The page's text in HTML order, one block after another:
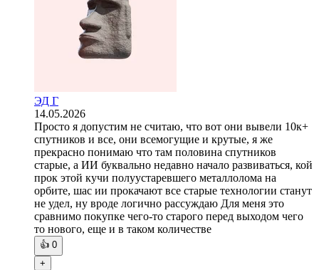
ЭД Г
14.05.2026
Просто я допустим не считаю, что вот они вывели 10к+
спутников и все, они всемогущие и крутые, я же
прекрасно понимаю что там половина спутников
старые, а ИИ буквально недавно начало развиваться, кой
прок этой кучи полуустаревшего металлолома на
орбите, шас ии прокачают все старые технологии станут
не удел, ну вроде логично рассуждаю Для меня это
сравнимо покупке чего-то старого перед выходом чего
то нового, еще и в таком количестве
👍 0
+